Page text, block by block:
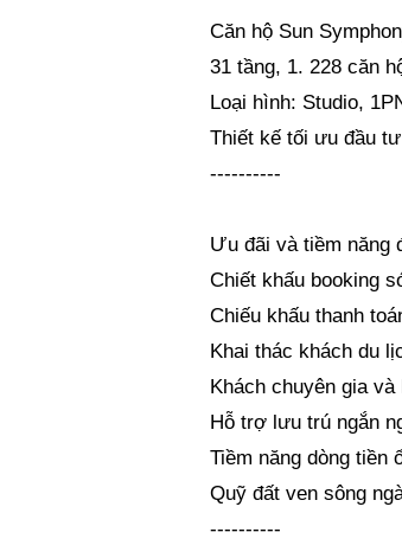
Căn hộ Sun
31 tầng, 1. 228 căn
Loại hình: Studio,
Thiết kế tối ưu đầu
----------
Ưu đãi và tiềm năng
Chiết khấu booking
Chiếu khấu thanh
Khai thác khách du
Khách chuyên gia
Hỗ trợ lưu trú ngắn
Tiềm năng dòng tiền
Quỹ đất ven sông
----------